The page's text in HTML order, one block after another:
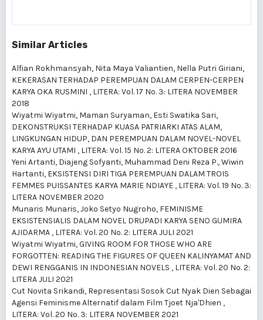
Similar Articles
Alfian Rokhmansyah, Nita Maya Valiantien, Nella Putri Giriani,
KEKERASAN TERHADAP PEREMPUAN DALAM CERPEN-CERPEN
KARYA OKA RUSMINI , LITERA: Vol. 17 No. 3: LITERA NOVEMBER
2018
Wiyatmi Wiyatmi, Maman Suryaman, Esti Swatika Sari,
DEKONSTRUKSI TERHADAP KUASA PATRIARKI ATAS ALAM,
LINGKUNGAN HIDUP, DAN PEREMPUAN DALAM NOVEL-NOVEL
KARYA AYU UTAMI , LITERA: Vol. 15 No. 2: LITERA OKTOBER 2016
Yeni Artanti, Diajeng Sofyanti, Muhammad Deni Reza P., Wiwin
Hartanti, EKSISTENSI DIRI TIGA PEREMPUAN DALAM TROIS
FEMMES PUISSANTES KARYA MARIE NDIAYE , LITERA: Vol. 19 No. 3:
LITERA NOVEMBER 2020
Munaris Munaris, Joko Setyo Nugroho, FEMINISME
EKSISTENSIALIS DALAM NOVEL DRUPADI KARYA SENO GUMIRA
AJIDARMA , LITERA: Vol. 20 No. 2: LITERA JULI 2021
Wiyatmi Wiyatmi,GIVING ROOM FOR THOSE WHO ARE
FORGOTTEN: READING THE FIGURES OF QUEEN KALINYAMAT AND
DEWI RENGGANIS IN INDONESIAN NOVELS , LITERA: Vol. 20 No. 2:
LITERA JULI 2021
Cut Novita Srikandi, Representasi Sosok Cut Nyak Dien Sebagai
Agensi Feminisme Alternatif dalam Film Tjoet Nja'Dhien ,
LITERA: Vol. 20 No. 3: LITERA NOVEMBER 2021